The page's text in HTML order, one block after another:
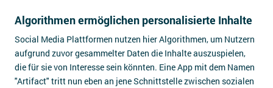
Algorithmen ermöglichen personalisierte Inhalte
Social Media Plattformen nutzen hier Algorithmen, um Nutzern
aufgrund zuvor gesammelter Daten die Inhalte auszuspielen,
die für sie von Interesse sein könnten. Eine App mit dem Namen
"Artifact" tritt nun eben an jene Schnittstelle zwischen sozialen